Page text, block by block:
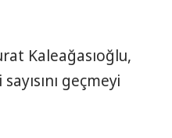
Kaleağasıoğlu,
geçmeyi